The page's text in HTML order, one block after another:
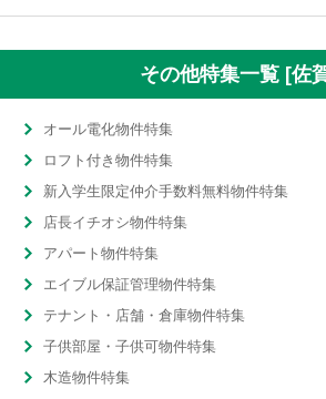
その他特集一覧 [佐
オール電化物件特集
ロフト付き物件特集
新入学生限定仲介手数料無料物件特集
店長イチオシ物件特集
アパート物件特集
エイブル保証管理物件特集
テナント・店舗・倉庫物件特集
子供部屋・子供可物件特集
木造物件特集